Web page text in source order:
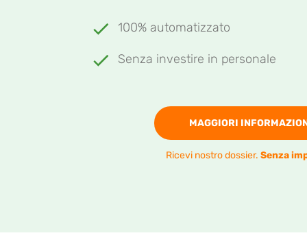
100% automatizzato
Senza investire in personale
MAGGIORI
Ricevi nostro dossier. Senza